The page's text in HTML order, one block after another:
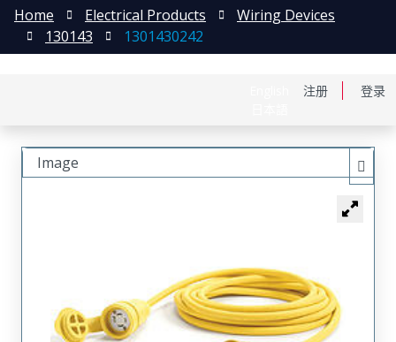
注册 登录
Home Electrical Products
Wiring Devices
130143
1301430242
Image